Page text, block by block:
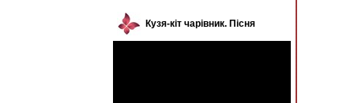
Кузя-кіт чарівник. Пісня